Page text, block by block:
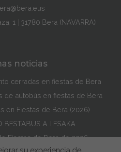
1 | 31780 Bera (NAVARRA)
noticias
cerradas en fiestas de Bera
de autobús en fiestas de Bera
en Fiestas de Bera (2026)
BESTABUS A LESAKA
Fiestas de Bera de 2026